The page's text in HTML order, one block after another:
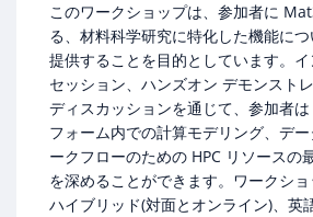
このワークショップは、参加者に
る、材料科学研究に特化した機能に
提供することを目的としています。
セッション、ハンズオン デモンスト
ディスカッションを通じて、参加者
フォーム内での計算モデリング、デ
ークフローのための HPC リソースの
を深めることができます。ワークショ
ハイブリッド(対面とオンライン)、英